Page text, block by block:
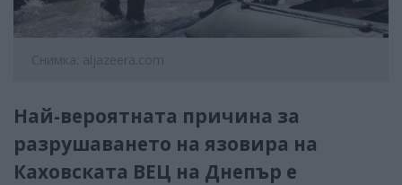
Снимка: aljazeera.com
Най-вероятната причина за
разрушаването на язовира на
Каховската ВЕЦ на Днепър е